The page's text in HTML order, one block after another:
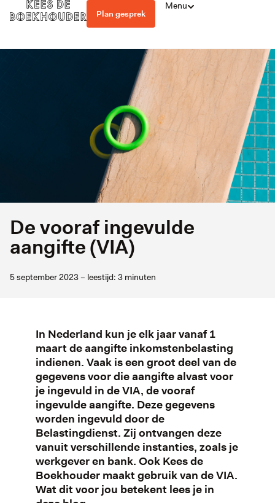
Plan gesprek
Menu
De vooraf ingevulde
aangifte (VIA)
5 september 2023 – leestijd: 3 minuten
In Nederland kun je elk jaar vanaf 1
maart de aangifte inkomstenbelasting
indienen. Vaak is een groot deel van de
gegevens voor die aangifte alvast voor
je ingevuld in de VIA, de vooraf
ingevulde aangifte. Deze gegevens
worden ingevuld door de
Belastingdienst. Zij ontvangen deze
vanuit verschillende instanties, zoals je
werkgever en bank. Ook Kees de
Boekhouder maakt gebruik van de VIA.
Wat dit voor jou betekent lees je in